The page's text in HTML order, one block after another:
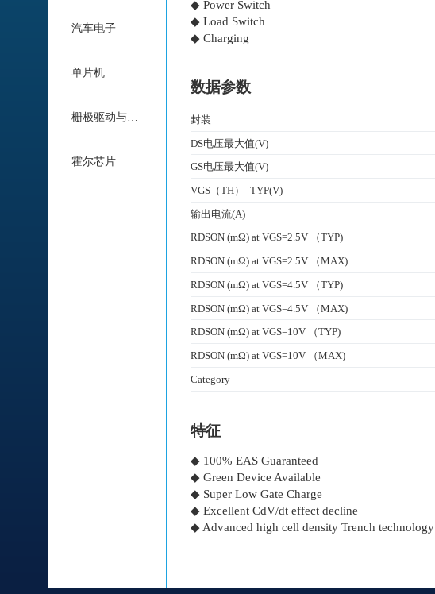
汽车电子
单片机
栅极驱动与电机驱动
霍尔芯片
◆ Power Switch
◆ Load Switch
◆ Charging
数据参数
封装
DS电压最大值(V)
GS电压最大值(V)
VGS（TH） -TYP(V)
输出电流(A)
RDSON (mΩ) at VGS=2.5V （TYP)
RDSON (mΩ) at VGS=2.5V （MAX)
RDSON (mΩ) at VGS=4.5V （TYP)
RDSON (mΩ) at VGS=4.5V （MAX)
RDSON (mΩ) at VGS=10V （TYP)
RDSON (mΩ) at VGS=10V （MAX)
Category
特征
◆ 100% EAS Guaranteed
◆ Green Device Available
◆ Super Low Gate Charge
◆ Excellent CdV/dt effect decline
◆ Advanced high cell density Trench technology